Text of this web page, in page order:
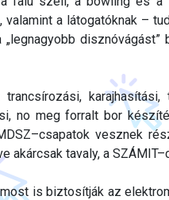
valamint a látogatóknak –
no meg forralt bor
vesznek
akárcsak tavaly, a
is biztosítják az